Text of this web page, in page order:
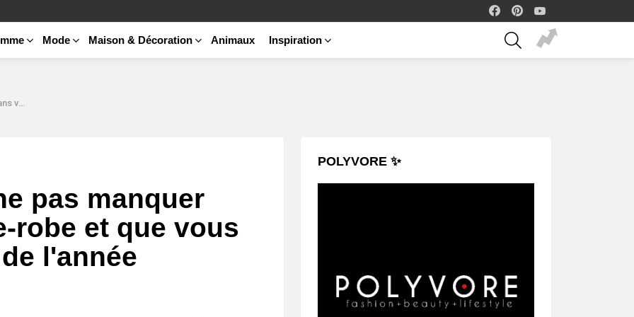
facebook
Mode Maison & Décoration Animaux Inspiration
SEARCH
prochaine
pas manquer
robe et que vous
l'année
POLYVORE ✨